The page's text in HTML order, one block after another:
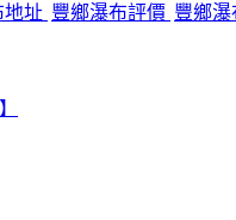
地址 豐鄉瀑布評價 豐鄉瀑